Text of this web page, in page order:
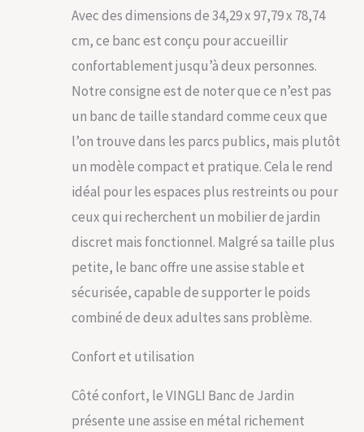
siège et l'accoudoir
de la chaise. La
surface peinte
résistante aux
intempéries lui
permet de résister
au soleil, à la pluie et
robuste et sûr : les
supports en fonte
offrent une capacité
de poids puissante
de 226,8 kg, et des
inclus dans le colis
pour vous aider à
blessures inutiles. Et
le design élégant sur
instructions (français
non garanti) et les
Avec des dimensions de 34,29 x 97,79 x 78,74
cm, ce banc est conçu pour accueillir
confortablement jusqu’à deux personnes.
Notre consigne est de noter que ce n’est pas
un banc de taille standard comme ceux que
l’on trouve dans les parcs publics, mais plutôt
un modèle compact et pratique. Cela le rend
idéal pour les espaces plus restreints ou pour
ceux qui recherchent un mobilier de jardin
discret mais fonctionnel. Malgré sa taille plus
petite, le banc offre une assise stable et
sécurisée, capable de supporter le poids
combiné de deux adultes sans problème.
Confort et utilisation
Côté confort, le VINGLI Banc de Jardin
présente une assise en métal richement